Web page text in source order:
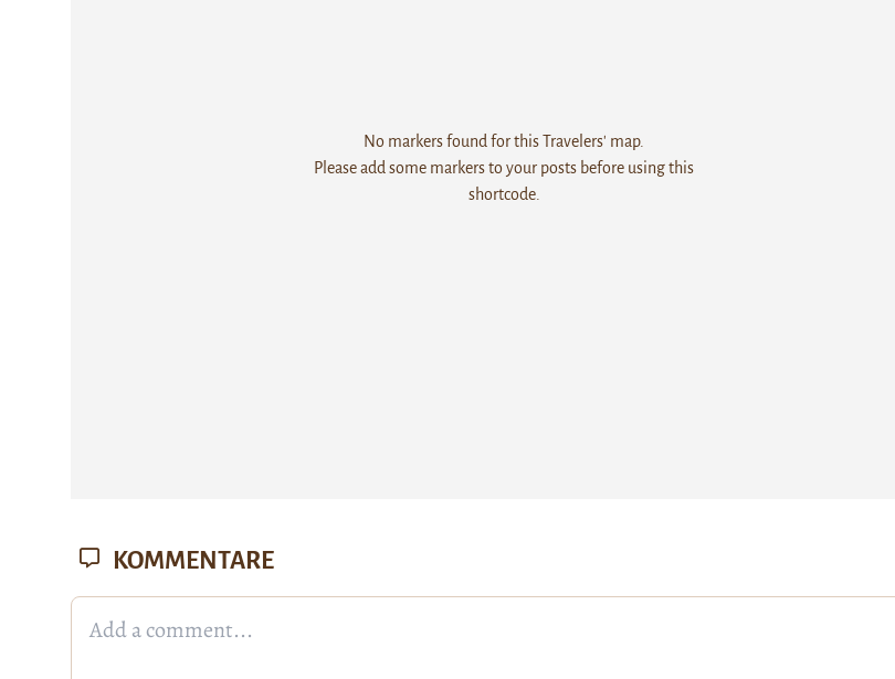
No markers found for this Travelers' map.
Please add some markers to your posts before using this
shortcode.
KOMMENTARE